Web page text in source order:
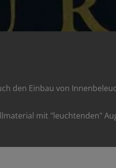
den Einbau von
mit "leuchtenden"